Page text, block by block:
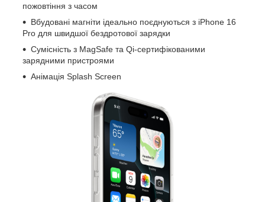
пожовтіння з часом
Вбудовані магніти ідеально поєднуються з iPhone 16
Pro для швидшої бездротової зарядки
Сумісність з MagSafe та Qi-сертифікованими
зарядними пристроями
Анімація Splash Screen